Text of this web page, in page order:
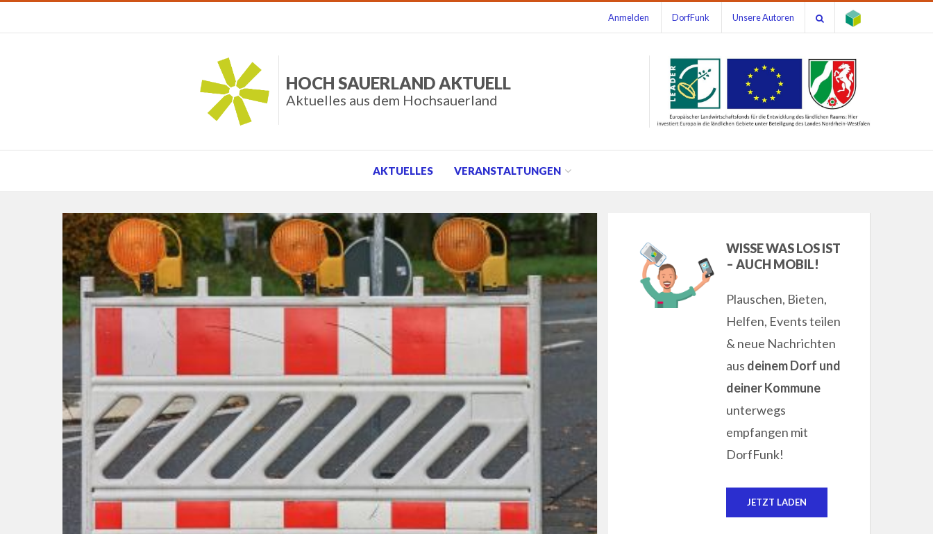
Anmelden DorfFunk Unsere Autoren
HOCH SAUERLAND AKTUELL
Aktuelles aus dem Hochsauerland
AKTUELLES VERANSTALTUNGEN
WISSE WAS LOS IST
– AUCH MOBIL!
Plauschen, Bieten,
Helfen, Events teilen
& neue Nachrichten
aus deinem Dorf und
deiner Kommune
unterwegs
empfangen mit
DorfFunk!
JETZT LADEN